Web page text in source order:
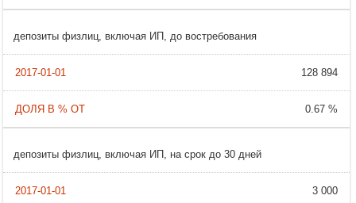
депозиты физлиц, включая ИП, до востребования
128 894
0.67 %
депозиты физлиц, включая ИП, на срок до 30 дней
3 000